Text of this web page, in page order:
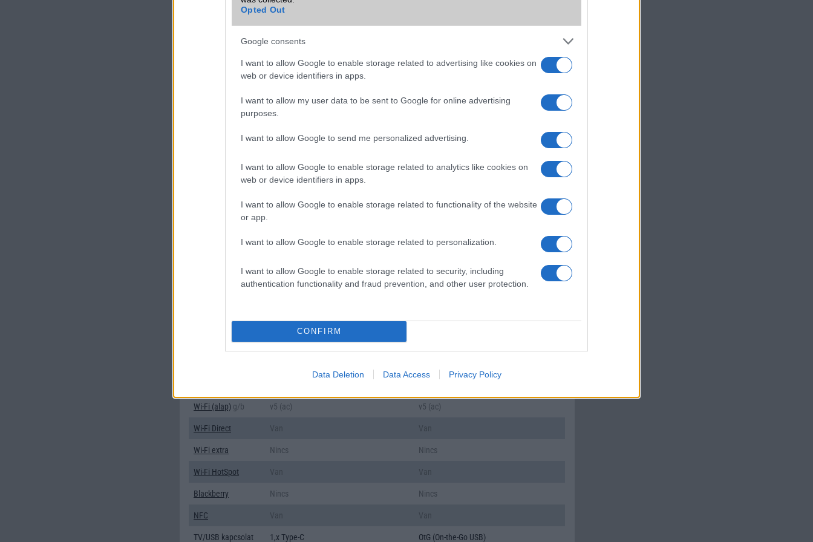
Opted Out
Google consents
I want to allow Google to enable storage related to advertising like cookies on
web or device identifiers in apps.
I want to allow my user data to be sent to Google for online advertising
purposes.
I want to allow Google to send me personalized advertising.
I want to allow Google to enable storage related to analytics like cookies on
web or device identifiers in apps.
I want to allow Google to enable storage related to functionality of the website
or app.
I want to allow Google to enable storage related to personalization.
I want to allow Google to enable storage related to security, including
authentication functionality and fraud prevention, and other user protection.
CONFIRM
Data Deletion Data Access Privacy Policy
kamera esetén)
Video lejátszás 4K UHD lejátszó 4K UHD lejátszó
Telefonkönyv db dinamikus
Min. memória MB 6000 8000
NM card
5HTML 5HTML
Nincs Nincs
Face ID
Wi-Fi (alap) g/b v5 (ac) v5 (ac)
Wi-Fi Direct Van Van
Wi-Fi extra Nincs Nincs
Wi-Fi HotSpot Van Van
Blackberry Nincs Nincs
NFC
TV/USB kapcsolat 1,x Type-C OtG (On-the-Go USB)